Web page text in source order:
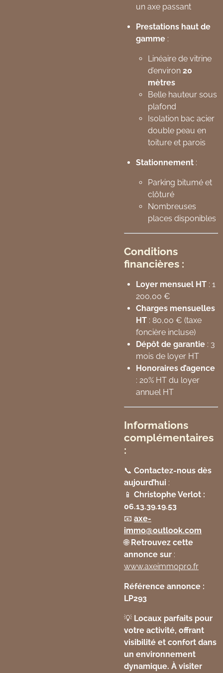
un axe passant
Prestations haut de
gamme :
Linéaire de vitrine
d’environ 20
mètres
Belle hauteur sous
plafond
Isolation bac acier
double peau en
toiture et parois
Stationnement :
Parking bitumé et
clôturé
Nombreuses
places disponibles
Conditions
financières :
Loyer mensuel HT : 1
200,00 €
Charges mensuelles
HT : 80,00 € (taxe
foncière incluse)
Dépôt de garantie : 3
mois de loyer HT
Honoraires d’agence
: 20% HT du loyer
annuel HT
Informations
complémentaires
:
📞 Contactez-nous dès
aujourd’hui :
📱 Christophe Verlot :
06.13.39.19.53
📧 axe-
immo@outlook.com
🌐 Retrouvez cette
annonce sur :
www.axeimmopro.fr
Référence annonce :
LP293
💡 Locaux parfaits pour
votre activité, offrant
visibilité et confort dans
un environnement
dynamique. À visiter